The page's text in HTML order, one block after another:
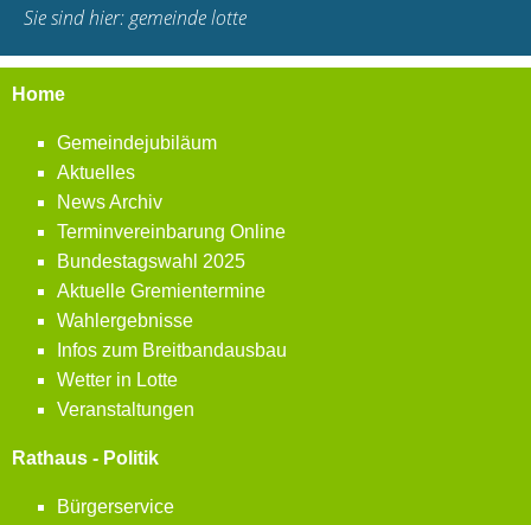
Sie sind hier:gemeinde lotte
Home
Gemeindejubiläum
Aktuelles
News Archiv
Terminvereinbarung Online
Bundestagswahl 2025
Aktuelle Gremientermine
Wahlergebnisse
Infos zum Breitbandausbau
Wetter in Lotte
Veranstaltungen
Rathaus - Politik
Bürgerservice